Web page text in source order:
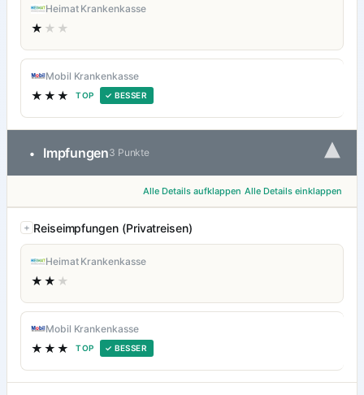
Heimat Krankenkasse
★ ★★
Mobil Krankenkasse
★★★ TOP ✓ BESSER
• Impfungen3 Punkte ▾
Alle Details aufklappen Alle Details einklappen
Reiseimpfungen (Privatreisen)
Heimat Krankenkasse
★★ ★
Mobil Krankenkasse
★★★ TOP ✓ BESSER